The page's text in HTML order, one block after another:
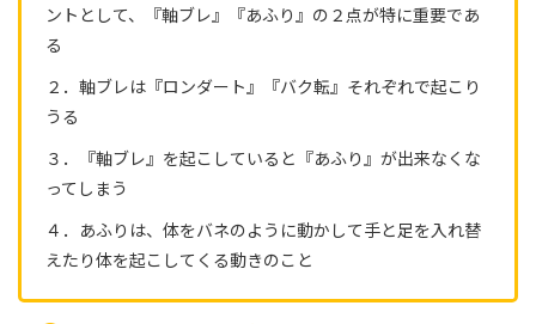
ントとして、『軸ブレ』『あふり』の２点が特に重要であ
る
２．軸ブレは『ロンダート』『バク転』それぞれで起こり
うる
３．『軸ブレ』を起こしていると『あふり』が出来なくな
ってしまう
４．あふりは、体をバネのように動かして手と足を入れ替
えたり体を起こしてくる動きのこと